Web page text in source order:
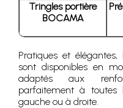
Tringles portière
BOCAMA
Pratiques et
sont disponibles en
adaptés aux
parfaitement à toutes
gauche ou à droite.